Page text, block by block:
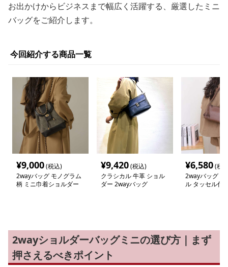
お出かけからビジネスまで幅広く活躍する、厳選したミニ
バッグをご紹介します。
今回紹介する商品一覧
¥9,000(税込)
2wayバッグ モノグラム
柄 ミニ巾着ショルダー
¥9,420(税込)
クラシカル 牛革 ショル
ダー 2wayバッグ
¥6,580(税
2wayバッグ 上
ル タッセル付
2wayショルダーバッグミニの選び方｜まず
押さえるべきポイント